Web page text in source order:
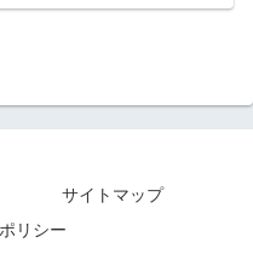
サイトマップ
リシー